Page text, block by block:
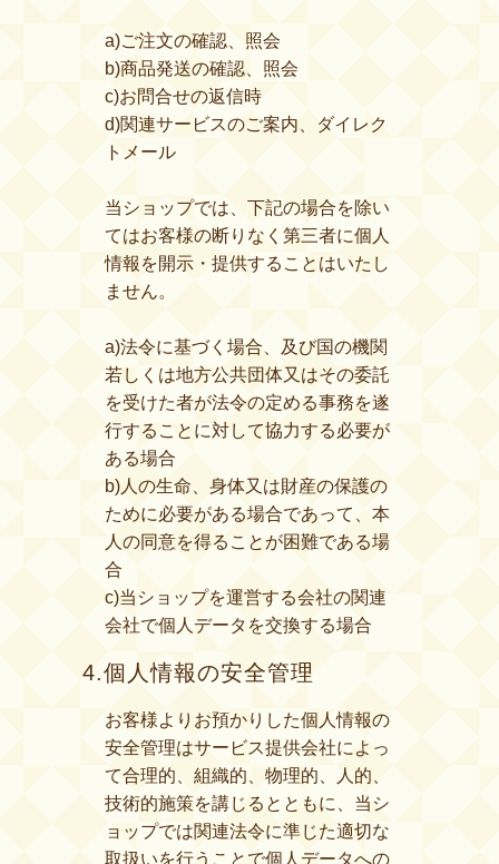
a)ご注文の確認、照会
b)商品発送の確認、照会
c)お問合せの返信時
d)関連サービスのご案内、ダイレク
トメール
当ショップでは、下記の場合を除い
てはお客様の断りなく第三者に個人
情報を開示・提供することはいたし
ません。
a)法令に基づく場合、及び国の機関
若しくは地方公共団体又はその委託
を受けた者が法令の定める事務を遂
行することに対して協力する必要が
ある場合
b)人の生命、身体又は財産の保護の
ために必要がある場合であって、本
人の同意を得ることが困難である場
合
c)当ショップを運営する会社の関連
会社で個人データを交換する場合
4.個人情報の安全管理
お客様よりお預かりした個人情報の
安全管理はサービス提供会社によっ
て合理的、組織的、物理的、人的、
技術的施策を講じるとともに、当シ
ョップでは関連法令に準じた適切な
取扱いを行うことで個人データへの